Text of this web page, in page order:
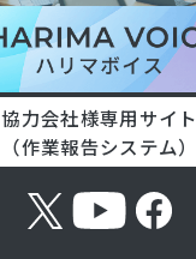
協力会社様専用サイト
（作業報告システム）